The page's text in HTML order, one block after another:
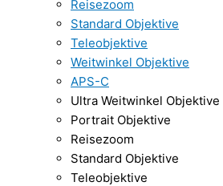
Reisezoom
Standard Objektive
Teleobjektive
Weitwinkel Objektive
APS-C
Ultra Weitwinkel Objektive
Portrait Objektive
Reisezoom
Standard Objektive
Teleobjektive